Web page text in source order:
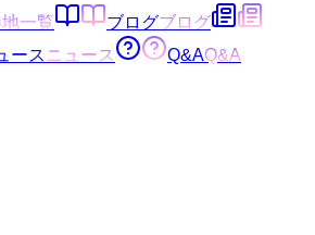
一覧 ブログブログ
ース ニュース Q&AQ&A